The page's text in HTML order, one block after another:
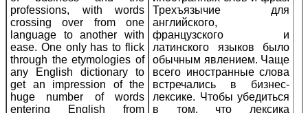
professions, with words
crossing over from one
language to another with
ease. One only has to flick
through the etymologies of
any English dictionary to
get an impression of the
huge number of words
entering English from
Трехъязычие для
английского,
французского и
латинского языков было
обычным явлением. Чаще
всего иностранные слова
встречались в бизнес-
лексике. Чтобы убедиться
в том, что лексика